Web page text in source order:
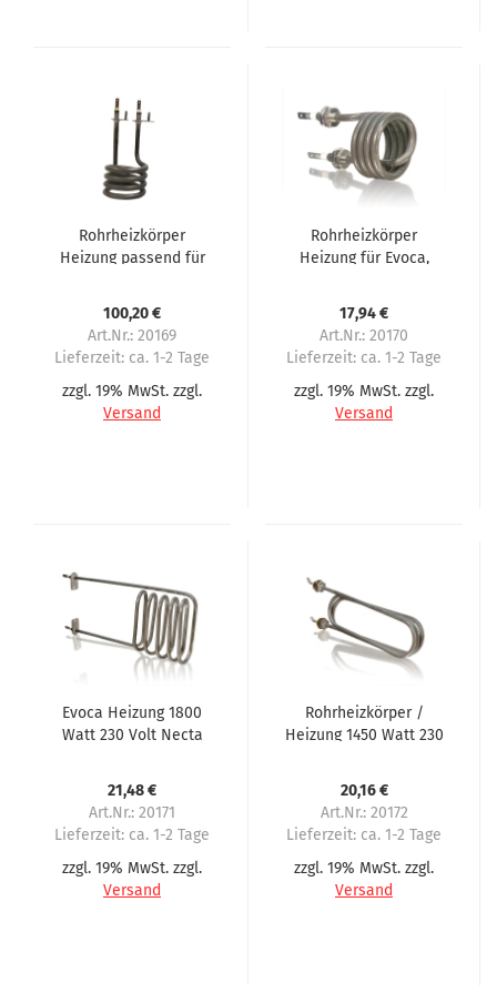
Rohrheizkörper
Heizung passend für
100,20 €
Art.Nr.: 20169
Lieferzeit: ca. 1-2 Tage
zzgl. 19% MwSt. zzgl.
Versand
Rohrheizkörper
Heizung für Evoca,
17,94 €
Art.Nr.: 20170
Lieferzeit: ca. 1-2 Tage
zzgl. 19% MwSt. zzgl.
Versand
Evoca Heizung 1800
Watt 230 Volt Necta
21,48 €
Art.Nr.: 20171
Lieferzeit: ca. 1-2 Tage
zzgl. 19% MwSt. zzgl.
Versand
Rohrheizkörper /
Heizung 1450 Watt 230
Roma
20,16 €
Art.Nr.: 20172
Lieferzeit: ca. 1-2 Tage
zzgl. 19% MwSt. zzgl.
Versand